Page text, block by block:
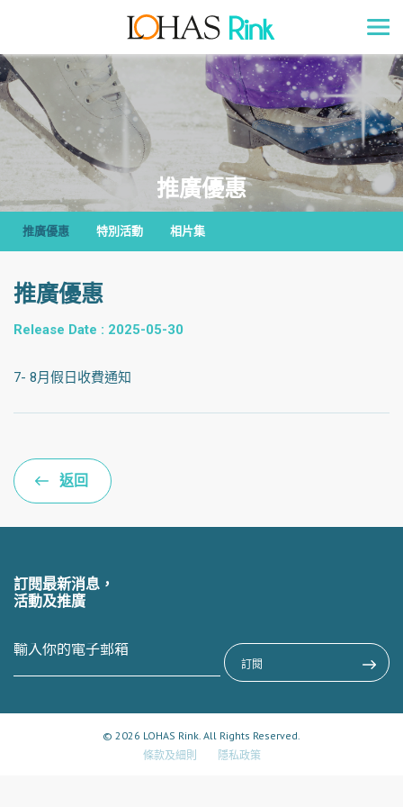
推廣優惠
推廣優惠 特別活動 相片集
推廣優惠
Release Date : 2025-05-30
7- 8月假日收費通知
返回
訂閱最新消息，
活動及推廣
© 2026 LOHAS Rink. All Rights Reserved.
條款及細則
隱私政策